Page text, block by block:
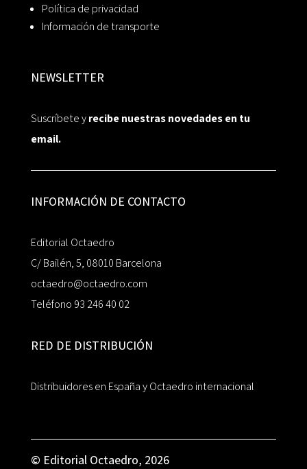
Política de privacidad
Información de transporte
NEWSLETTER
Suscríbete yrecibe nuestras novedades en tu
email.
INFORMACIÓN DE CONTACTO
Editorial Octaedro
C/ Bailén, 5, 08010 Barcelona
octaedro@octaedro.com
Teléfono 93 246 40 02
RED DE DISTRIBUCIÓN
Distribuidores en España y Octaedro internacional
© Editorial Octaedro, 2026